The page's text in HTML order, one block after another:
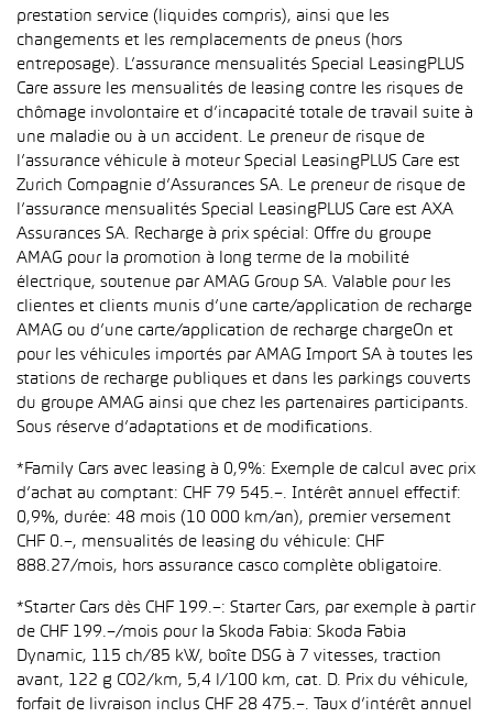
prestation service (liquides compris), ainsi que les
changements et les remplacements de pneus (hors
entreposage). L’assurance mensualités Special LeasingPLUS
Care assure les mensualités de leasing contre les risques de
chômage involontaire et d’incapacité totale de travail suite à
une maladie ou à un accident. Le preneur de risque de
l’assurance véhicule à moteur Special LeasingPLUS Care est
Zurich Compagnie d’Assurances SA. Le preneur de risque de
l’assurance mensualités Special LeasingPLUS Care est AXA
Assurances SA. Recharge à prix spécial: Offre du groupe
AMAG pour la promotion à long terme de la mobilité
électrique, soutenue par AMAG Group SA. Valable pour les
clientes et clients munis d’une carte/application de recharge
AMAG ou d’une carte/application de recharge chargeOn et
pour les véhicules importés par AMAG Import SA à toutes les
stations de recharge publiques et dans les parkings couverts
du groupe AMAG ainsi que chez les partenaires participants.
Sous réserve d’adaptations et de modifications.
*Family Cars avec leasing à 0,9%: Exemple de calcul avec prix
d’achat au comptant: CHF 79 545.–. Intérêt annuel effectif:
0,9%, durée: 48 mois (10 000 km/an), premier versement
CHF 0.–, mensualités de leasing du véhicule: CHF
888.27/mois, hors assurance casco complète obligatoire.
*Starter Cars dès CHF 199.–: Starter Cars, par exemple à partir
de CHF 199.–/mois pour la Skoda Fabia: Skoda Fabia
Dynamic, 115 ch/85 kW, boîte DSG à 7 vitesses, traction
avant, 122 g CO2/km, 5,4 l/100 km, cat. D. Prix du véhicule,
forfait de livraison inclus CHF 28 475.–. Taux d’intérêt annuel